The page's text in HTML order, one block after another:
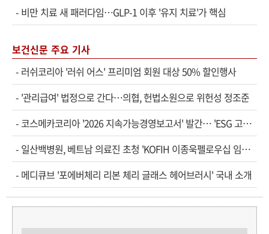
- 비만 치료 새 패러다임…GLP-1 이후 '유지 치료'가 핵심
보건신문 주요 기사
- 러쉬코리아 '러쉬 어스' 프리미엄 회원 대상 50% 할인행사
- '관리급여' 법정으로 간다…의협, 헌법소원으로 위헌성 정조준
- 코스메카코리아 '2026 지속가능경영보고서' 발간… 'ESG 고도화' 속도
- 일산백병원, 베트남 의료진 초청 'KOFIH 이종욱펠로우십 임상연수' 시작
- 메디큐브 '포에버체리 리본 체리 글래스 헤어브러시' 국내 소개